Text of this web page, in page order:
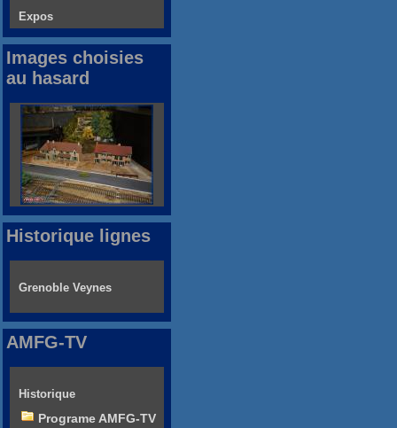
Expos
Images choisies
au hasard
Historique lignes
Grenoble Veynes
AMFG-TV
Historique
Programe AMFG-TV